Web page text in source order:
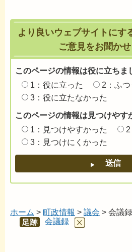
より良いウェブサイトにす
ご意見をお聞か
このページの情報は役に立ちま
1：役に立った
2：ふつ
3：役に立たなかった
このページの情報は見つけやす
1：見つけやすかった
2
3：見つけにくかった
ホーム > 町政情報 > 議会 > 会議録
あし
会議録